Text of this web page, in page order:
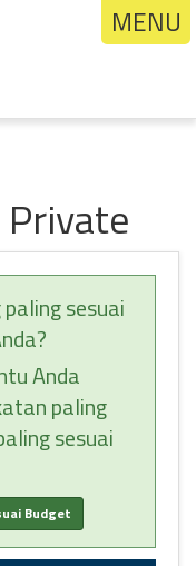
sesuai
Anda
paling
sesuai
Budget
MENU